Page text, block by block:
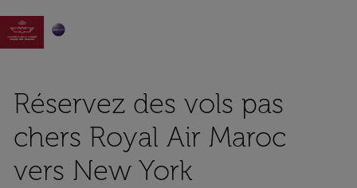

Réservez des vols pas
chers Royal Air Maroc
vers New York